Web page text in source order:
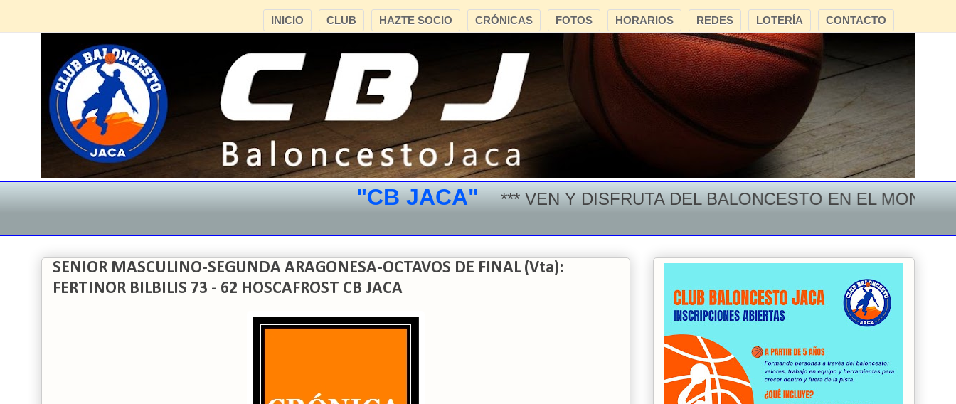
CONTACTO
LOTERÍA
REDES
HORARIOS
FOTOS
CRÓNICAS
HAZTE SOCIO
CLUB
INICIO
"CB JACA" *** VEN Y DISFRUTA DEL BALONCESTO EN EL MONTE
SENIOR MASCULINO-SEGUNDA ARAGONESA-OCTAVOS DE FINAL (Vta):
FERTINOR BILBILIS 73 - 62 HOSCAFROST CB JACA